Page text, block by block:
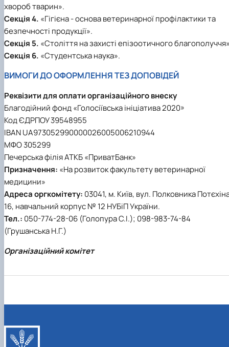
хвороб тварин».
Секція 4. «Гігієна - основа ветеринарної профілактики та
безпечності продукції».
Секція 5. «Століття на захисті епізоотичного
Секція 6. «Студентська наука».
ВИМОГИ ДО ОФОРМЛЕННЯ ТЕЗ ДОПОВІДЕЙ
Реквізити для оплати організаційного внеску
Благодійний фонд «Голосіївська ініціатива 2020»
Код ЄДРПОУ 39548955
IBAN UA973052990000026005006210944
МФО 305299
Печерська філія АТКБ «ПриватБанк»
Призначення: «На розвиток факультету ветеринарної
медицини»
Адреса оргкомітету: 03041, м. Київ, вул. Полковника
16, навчальний корпус № 12 НУБіП України.
Тел.: 050-774-28-06 (Голопура С.І.); 098-983-74-84
(Грушанська Н.Г.)
Організаційний комітет